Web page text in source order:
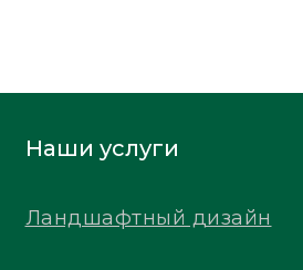
Наши услуги
Ландшафтный дизайн